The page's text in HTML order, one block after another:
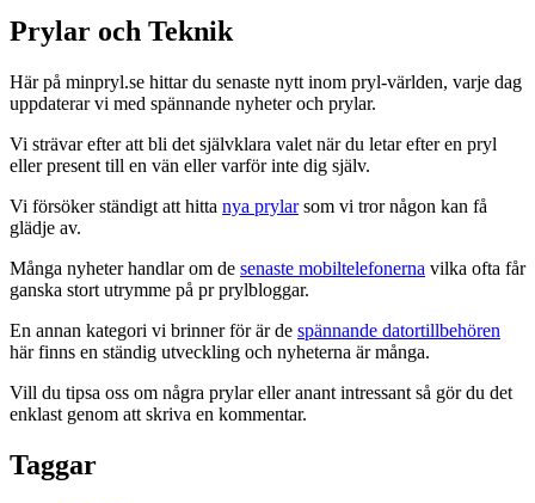
Prylar och Teknik
Här på minpryl.se hittar du senaste nytt inom pryl-världen, varje dag
uppdaterar vi med spännande nyheter och prylar.
Vi strävar efter att bli det självklara valet när du letar efter en pryl
eller present till en vän eller varför inte dig själv.
Vi försöker ständigt att hitta nya prylarsom vi tror någon kan få
glädje av.
Många nyheter handlar om de senaste mobiltelefonerna vilka ofta får
ganska stort utrymme på pr prylbloggar.
En annan kategori vi brinner för är de spännande datortillbehören
här finns en ständig utveckling och nyheterna är många.
Vill du tipsa oss om några prylar eller anant intressant så gör du det
enklast genom att skriva en kommentar.
Taggar